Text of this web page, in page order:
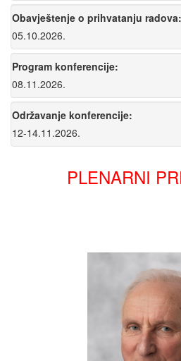
Obavještenje o prihvatanju radova:
05.10.2026.
Program konferencije:
08.11.2026.
Održavanje konferencije:
12-14.11.2026.
PLENARNI